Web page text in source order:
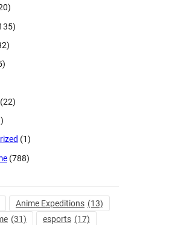
(22)
(1)
(788)
Anime Expeditions (13)
(31) esports (17)